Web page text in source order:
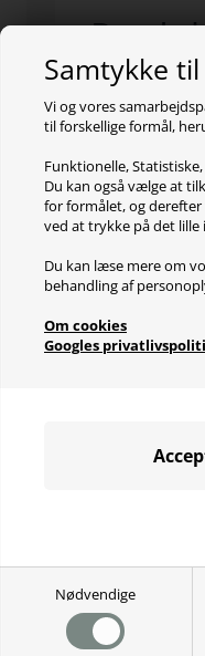
Samtykke
Vi og vores
til forskellige formål,
Funktionelle,
Du kan også vælge at
for formålet, og
ved at trykke på det
Du kan læse mere om
behandling af
Om cookies
Googles
Nødvendige
DXRacer
eksklusive
balance
ideel til
Tag fuld
slappe af
nakke- og
Med en
gasliften i
og komfort -
Tilt funktion:
Gaspatron:
Medfølgende